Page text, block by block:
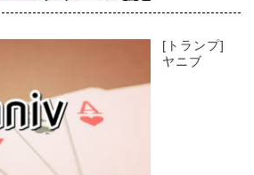
[トランプ]
ヤニブ